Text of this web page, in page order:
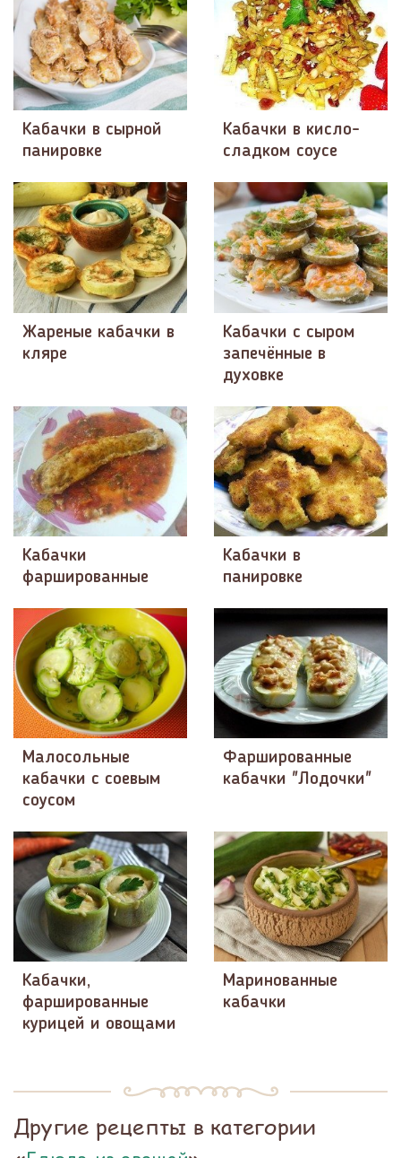
Кабачки в сырной
панировке
Кабачки в кисло-
сладком соусе
Жареные кабачки в
кляре
Кабачки с сыром
запечённые в
духовке
Кабачки
фаршированные
Кабачки в
панировке
Малосольные
кабачки с соевым
соусом
Фаршированные
кабачки "Лодочки"
Кабачки,
фаршированные
курицей и овощами
Маринованные
кабачки
Другие рецепты в категории